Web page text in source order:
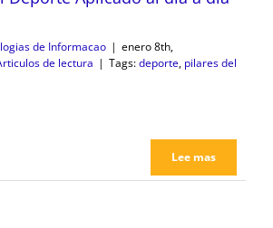
de Informacao | enero 8th,
de lectura | Tags:deporte, pilares del
Lee mas